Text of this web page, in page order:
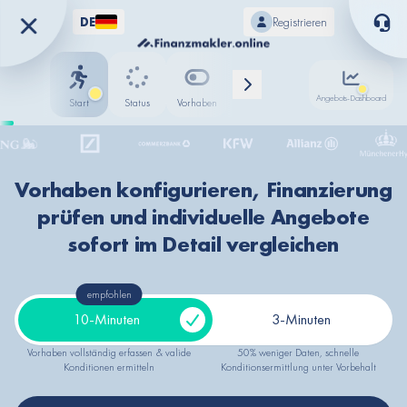
DE Registrieren
Start Status Vorhaben Fortschritt Standort
Angebots-Dashboard
ING
Deutsche Bank
Münchener Hypothekenbank
Deutsche Kreditbank (DKB)
Signal Iduna
Vorhaben konfigurieren, Finanzierung
prüfen und individuelle Angebote
sofort im Detail vergleichen
empfohlen
10-Minuten 3-Minuten
Vorhaben vollständig erfassen & valide
Konditionen ermitteln
50% weniger Daten, schnelle
Konditionsermittlung unter Vorbehalt